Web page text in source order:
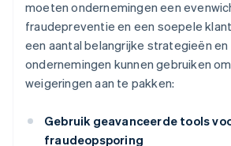
moeten ondernemingen een
fraudepreventie en een soepele
een aantal belangrijke strategieën
ondernemingen kunnen gebruiken
weigeringen aan te pakken:
Gebruik geavanceerde tools
fraudeopsporing